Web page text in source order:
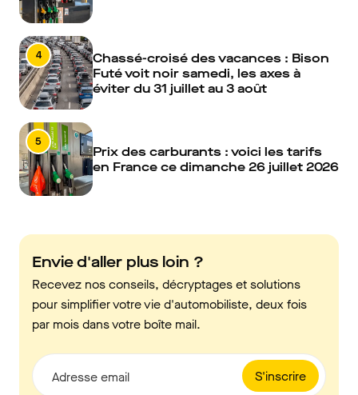
4
Chassé-croisé des vacances : Bison
Futé voit noir samedi, les axes à
éviter du 31 juillet au 3 août
5
Prix des carburants : voici les tarifs
en France ce dimanche 26 juillet 2026
Envie d'aller plus loin ?
Recevez nos conseils, décryptages et solutions
pour simplifier votre vie d'automobiliste, deux fois
par mois dans votre boîte mail.
S'inscrire
Adresse email